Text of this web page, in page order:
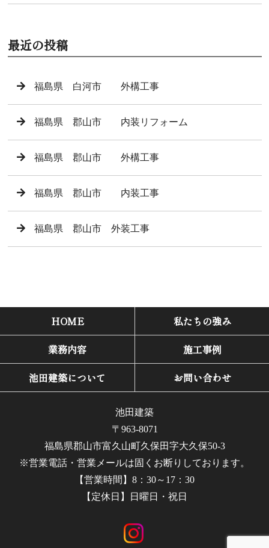
最近の投稿
福島県 白河市 外構工事
福島県 郡山市 内装リフォーム
福島県 郡山市 外構工事
福島県 郡山市 内装工事
福島県 郡山市 外装工事
HOME
私たちの強み
業務内容
施工事例
池田建築について
お問い合わせ
池田建築
〒963-8071
福島県郡山市富久山町久保田字大久保50-3
※営業電話・営業メールは固くお断りしております。
【営業時間】8：30～17：30
【定休日】日曜日・祝日